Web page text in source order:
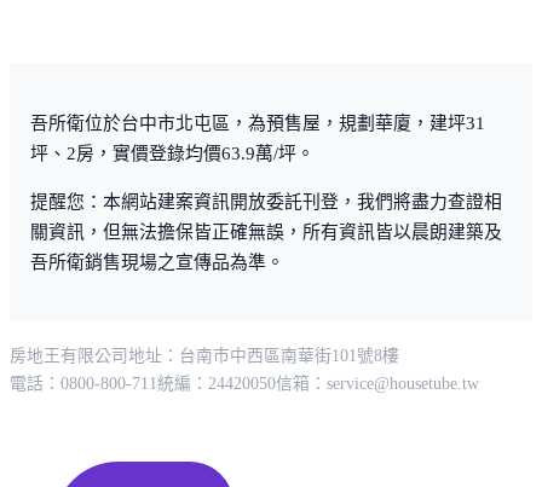
吾所衛位於台中市北屯區，為預售屋，規劃華廈，建坪31
坪、2房，實價登錄均價63.9萬/坪。
提醒您：本網站建案資訊開放委託刊登，我們將盡力查證相
關資訊，但無法擔保皆正確無誤，所有資訊皆以晨朗建築及
吾所衛銷售現場之宣傳品為準。
房地王有限公司 地址：台南市中西區南華街101號8樓
電話：0800-800-711統編：24420050信箱： service@housetube.tw